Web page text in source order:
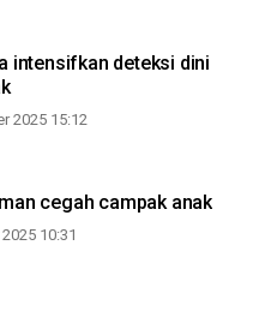
intensifkan deteksi dini
2025 15:12
cegah campak anak
10:31